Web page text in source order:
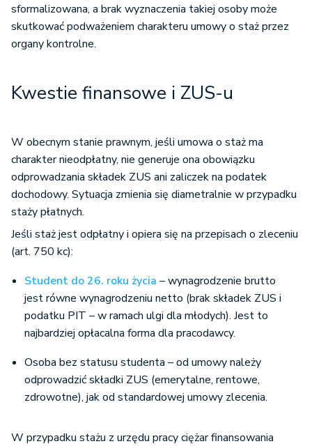
sformalizowana, a brak wyznaczenia takiej osoby może
skutkować podważeniem charakteru umowy o staż przez
organy kontrolne.
Kwestie finansowe i ZUS-u
W obecnym stanie prawnym, jeśli umowa o staż ma
charakter nieodpłatny, nie generuje ona obowiązku
odprowadzania składek ZUS ani zaliczek na podatek
dochodowy. Sytuacja zmienia się diametralnie w przypadku
staży płatnych.
Jeśli staż jest odpłatny i opiera się na przepisach o zleceniu
(art. 750 kc):
Student do 26. roku życia – wynagrodzenie brutto
jest równe wynagrodzeniu netto (brak składek ZUS i
podatku PIT – w ramach ulgi dla młodych). Jest to
najbardziej opłacalna forma dla pracodawcy.
Osoba bez statusu studenta – od umowy należy
odprowadzić składki ZUS (emerytalne, rentowe,
zdrowotne), jak od standardowej umowy zlecenia.
W przypadku stażu z urzędu pracy ciężar finansowania